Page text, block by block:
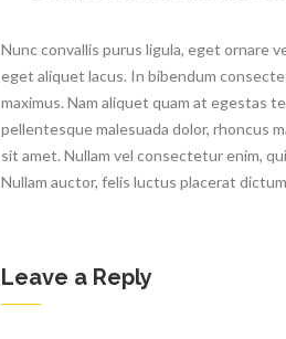
Nunc convallis purus ligula, eget ornare
eget aliquet lacus. In bibendum
maximus. Nam aliquet quam at egestas
pellentesque malesuada dolor, rhoncus
sit amet. Nullam vel consectetur enim,
Nullam auctor, felis luctus placerat
Leave a Reply